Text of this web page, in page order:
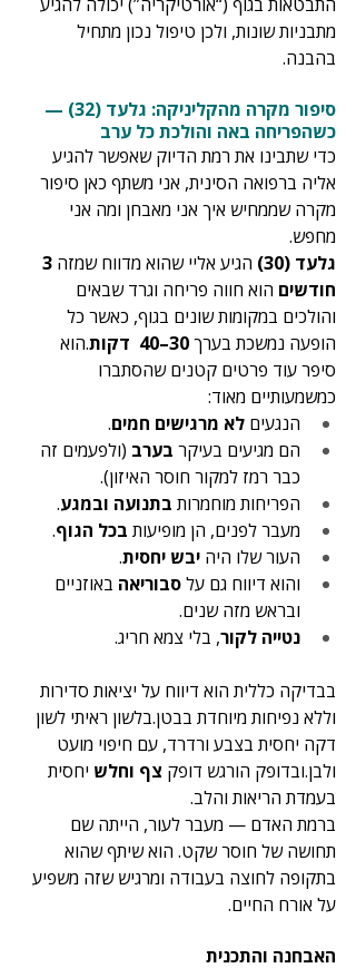
מתבניות שונות, ולכן טיפול נכון מתחיל
בהבנה.
סיפור מקרה מהקליניקה: גלעד (32) —
כשהפריחה באה והולכת כל ערב
כדי שתבינו את רמת הדיוק שאפשר להגיע
אליה ברפואה הסינית, אני משתף כאן סיפור
מקרה שממחיש איך אני מאבחן ומה אני
מחפש.
גלעד (30)
הגיע אליי שהוא מדווח שמזה
חודשים הוא חווה פריחה וגרד שבאים
והולכים במקומות שונים בגוף, כאשר כל
הופעה נמשכת בערך 30–40  דקות
.הוא
סיפר עוד פרטים קטנים שהסתברו
כמשמעותיים מאוד:
הנגעים לא מרגישים חמים.
הם מגיעים בעיקר בערב (ולפעמים זה
כבר רמז למקור חוסר האיזון).
הפריחות מוחמרות בתנועה ובמגע.
מעבר לפנים, הן מופיעות בכל הגוף.
העור שלו היה יבש יחסית.
והוא דיווח גם על סבוריאה באוזניים
ובראש מזה שנים.
נטייה לקור, בלי צמא חריג.
בבדיקה כללית הוא דיווח על יציאות סדירות
וללא נפיחות מיוחדת בבטן.בלשון ראיתי לשון
דקה יחסית בצבע ורדרד, עם חיפוי מועט
ולבן.ובדופק הורגש דופק צף וחלש יחסית
בעמדת הריאות והלב.
ברמת האדם — מעבר לעור, הייתה שם
תחושה של חוסר שקט. הוא שיתף שהוא
בתקופה לחוצה בעבודה ומרגיש שזה משפיע
על אורח החיים.
האבחנה והתכנית